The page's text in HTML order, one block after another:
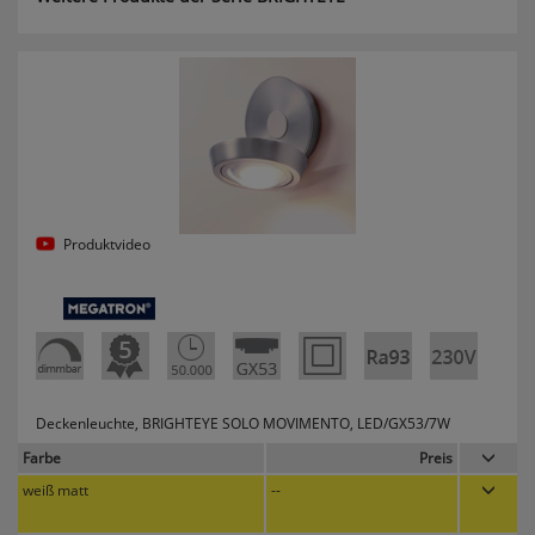
Produktvideo
Deckenleuchte, BRIGHTEYE SOLO MOVIMENTO, LED/GX53/7W
Farbe
Preis
weiß matt
--
Konfiguration speichern